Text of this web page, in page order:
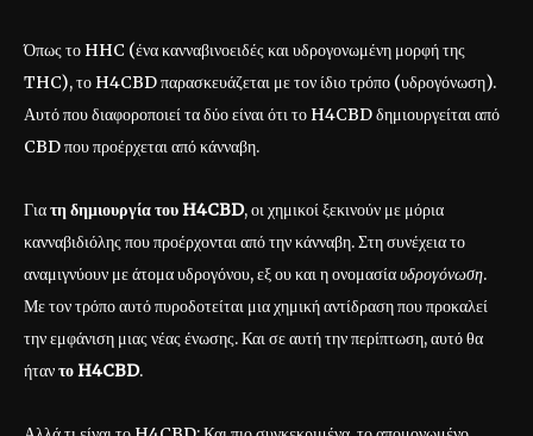
Όπως το HHC (ένα κανναβινοειδές και υδρογονωμένη μορφή της
THC), το H4CBD παρασκευάζεται με τον ίδιο τρόπο (υδρογόνωση).
Αυτό που διαφοροποιεί τα δύο είναι ότι το H4CBD δημιουργείται από
CBD που προέρχεται από κάνναβη.
Γιατη δημιουργία του H4CBD, οι χημικοί ξεκινούν με μόρια
κανναβιδιόλης που προέρχονται από την κάνναβη. Στη συνέχεια το
αναμιγνύουν με άτομα υδρογόνου, εξ ου και η ονομασίαυδρογόνωση.
Με τον τρόπο αυτό πυροδοτείται μια χημική αντίδραση που προκαλεί
την εμφάνιση μιας νέας ένωσης. Και σε αυτή την περίπτωση, αυτό θα
ήταντο H4CBD.